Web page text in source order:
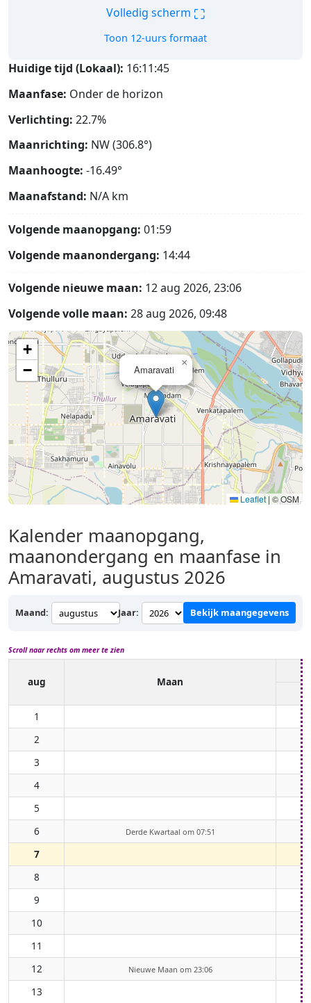
Volledig scherm ⛶
Toon 12-uurs formaat
Huidige tijd (Lokaal): 16:11:46
Maanfase: Onder de horizon
Verlichting: 22.7%
Maanrichting: NW (306.8°)
Maanhoogte: -16.49°
Maanafstand: N/A km
Volgende maanopgang: 01:59
Volgende maanondergang: 14:44
Volgende nieuwe maan: 12 aug 2026, 23:06
Volgende volle maan: 28 aug 2026, 09:48
Amaravati
×
+
−
Leaflet | © OSM
Kalender maanopgang,
maanondergang en maanfase in
Amaravati, augustus 2026
Maand: Jaar: Bekijk maangegevens
Scroll naar rechts om meer te zien
aug Maan
1
2
3
4
5
6
Derde Kwartaal om 07:51
7
8
9
10
11
12
Nieuwe Maan om 23:06
13